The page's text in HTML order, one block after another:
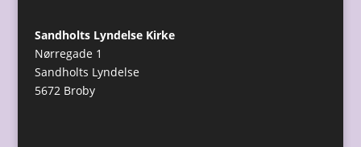
Sandholts Lyndelse Kirke
Nørregade 1
Sandholts Lyndelse
5672 Broby